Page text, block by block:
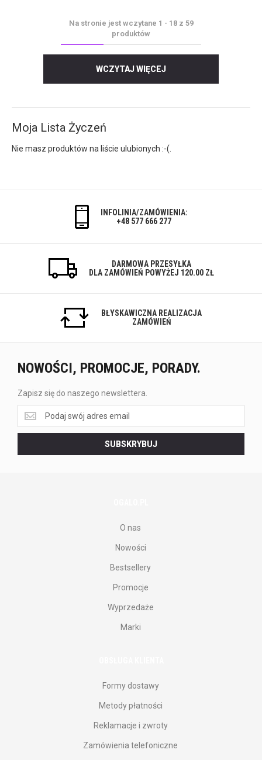
Na stronie jest wczytane 1 - 18z 59
produktów
WCZYTAJ WIĘCEJ
Moja Lista Życzeń
Nie masz produktów na liście ulubionych :-(.
INFOLINIA/ZAMÓWIENIA:
+48 577 666 277
DARMOWA PRZESYŁKA
DLA ZAMÓWIEŃ POWYŻEJ 120.00 ZŁ
BŁYSKAWICZNA REALIZACJA
ZAMÓWIEŃ
NOWOŚCI, PROMOCJE, PORADY.
Zapisz się do naszego newslettera.
Zapisz
się
do
newslettera.
SUBSKRYBUJ
O nas
Nowości
Bestsellery
Promocje
Wyprzedaże
Marki
Formy dostawy
Metody płatności
Reklamacje i zwroty
Zamówienia telefoniczne